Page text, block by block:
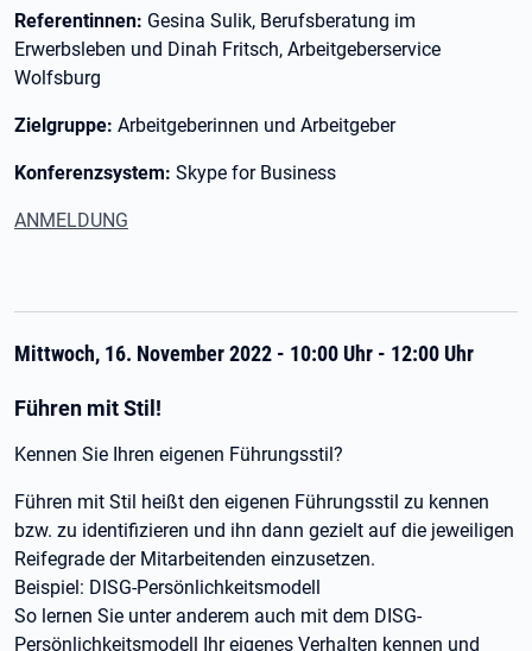
Referentinnen: Gesina Sulik, Berufsberatung im
Erwerbsleben und Dinah Fritsch, Arbeitgeberservice
Wolfsburg
Zielgruppe: Arbeitgeberinnen und Arbeitgeber
Konferenzsystem: Skype for Business
ANMELDUNG
Mittwoch, 16. November 2022 - 10:00 Uhr - 12:00 Uhr
Führen mit Stil!
Kennen Sie Ihren eigenen Führungsstil?
Führen mit Stil heißt den eigenen Führungsstil zu kennen
bzw. zu identifizieren und ihn dann gezielt auf die jeweiligen
Reifegrade der Mitarbeitenden einzusetzen.
Beispiel: DISG-Persönlichkeitsmodell
So lernen Sie unter anderem auch mit dem DISG-
Persönlichkeitsmodell Ihr eigenes Verhalten kennen und